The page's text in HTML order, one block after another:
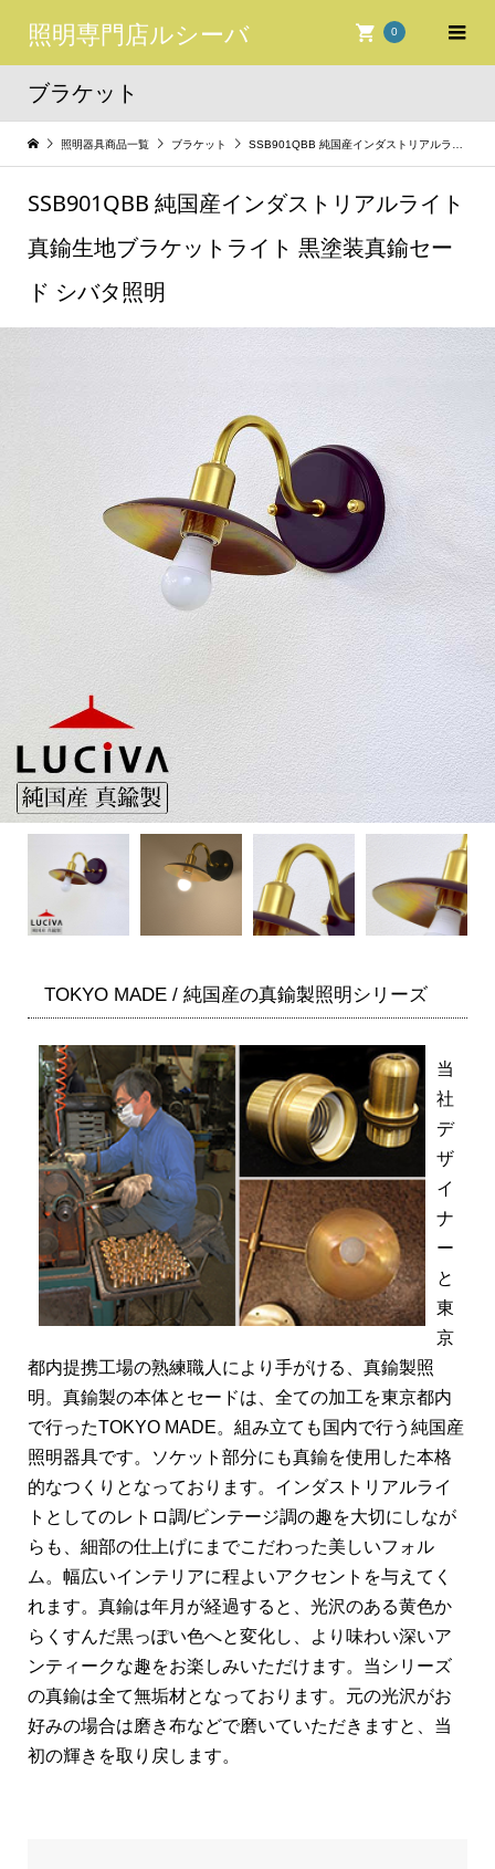
照明専門店ルシーバ 0
ブラケット
照明器具商品一覧 ブラケット SSB901QBB 純国産インダストリアルライト 真鍮生地ブラケットライト 黒塗装真鍮セード シバタ照明
SSB901QBB 純国産インダストリアルライト
真鍮生地ブラケットライト 黒塗装真鍮セー
ド シバタ照明
TOKYO MADE / 純国産の真鍮製照明シリーズ
当
社
デ
ザ
イ
ナ
ー
と
東
京
都内提携工場の熟練職人により手がける、真鍮製照
明。真鍮製の本体とセードは、全ての加工を東京都内
で行ったTOKYO MADE。組み立ても国内で行う純国産
照明器具です。ソケット部分にも真鍮を使用した本格
的なつくりとなっております。インダストリアルライ
トとしてのレトロ調/ビンテージ調の趣を大切にしなが
らも、細部の仕上げにまでこだわった美しいフォル
ム。幅広いインテリアに程よいアクセントを与えてく
れます。真鍮は年月が経過すると、光沢のある黄色か
らくすんだ黒っぽい色へと変化し、より味わい深いア
ンティークな趣をお楽しみいただけます。当シリーズ
の真鍮は全て無垢材となっております。元の光沢がお
好みの場合は磨き布などで磨いていただきますと、当
初の輝きを取り戻します。